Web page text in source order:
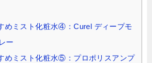
めミスト化粧水④：Curel ディープモ
ー
めミスト化粧水⑤：プロポリスアンプ